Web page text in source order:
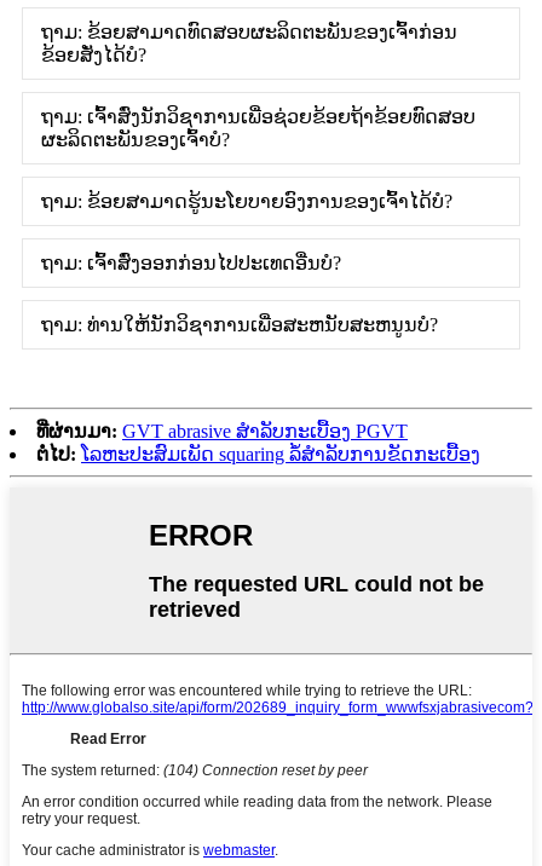
ຖາມ: ຂ້ອຍສາມາດທົດສອບຜະລິດຕະພັນຂອງເຈົ້າກ່ອນ
ຂ້ອຍສັ່ງໄດ້ບໍ?
ຖາມ: ເຈົ້າສົ່ງນັກວິຊາການເພື່ອຊ່ວຍຂ້ອຍຖ້າຂ້ອຍທົດສອບ
ຜະລິດຕະພັນຂອງເຈົ້າບໍ?
ຖາມ: ຂ້ອຍສາມາດຮູ້ນະໂຍບາຍອົງການຂອງເຈົ້າໄດ້ບໍ?
ຖາມ: ເຈົ້າສົ່ງອອກກ່ອນໄປປະເທດອື່ນບໍ?
ຖາມ: ທ່ານໃຫ້ນັກວິຊາການເພື່ອສະຫນັບສະຫນູນບໍ?
ທີ່ຜ່ານມາ: GVT abrasive ສໍາລັບກະເບື້ອງ PGVT
ຕໍ່ໄປ: ໂລຫະປະສົມເພັດ squaring ລໍ້ສໍາລັບການຂັດກະເບື້ອງ